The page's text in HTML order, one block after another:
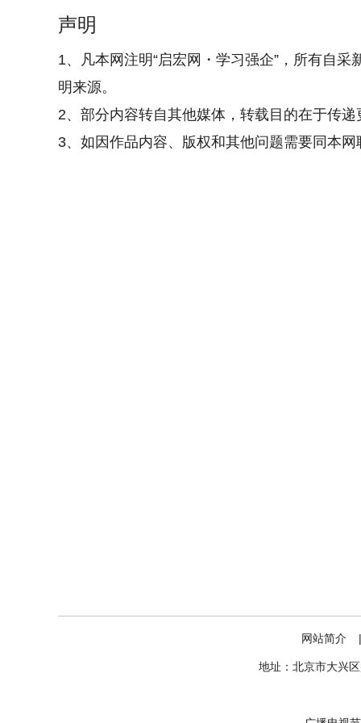
声明
1、凡本网注明“启宏网・学习强企”，所有自
明来源。
2、部分内容转自其他媒体，转载目的在于传
3、如因作品内容、版权和其他问题需要同本
网站简介 |
地址：北京市大兴